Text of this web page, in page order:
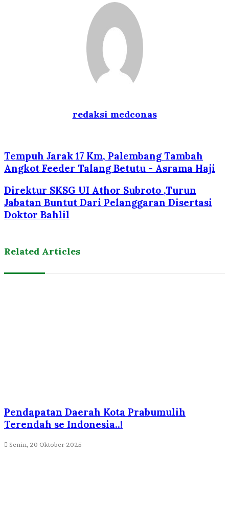
redaksi medconas
Tempuh Jarak 17 Km, Palembang Tambah
Angkot Feeder Talang Betutu - Asrama Haji
Direktur SKSG UI Athor Subroto ,Turun
Jabatan Buntut Dari Pelanggaran Disertasi
Doktor Bahlil
Related Articles
Pendapatan Daerah Kota Prabumulih
Terendah se Indonesia..!
Senin, 20 Oktober 2025